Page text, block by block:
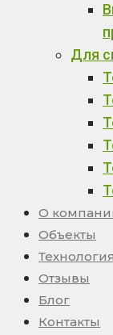
Для
О
Объекты
Отзывы
Блог
Контакты